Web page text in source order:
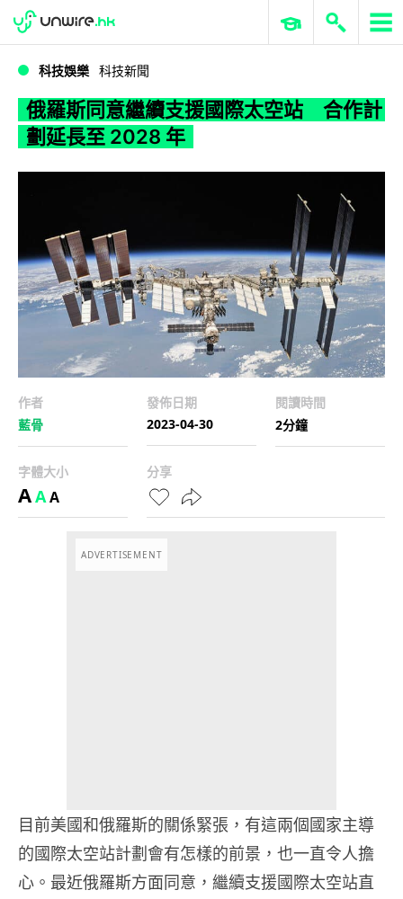
WWDC 2026 ERP 與商業 AI
科技娛樂 科技新聞
俄羅斯同意繼續支援國際太空站 合作計
劃延長至 2028 年
作者
藍骨
發佈日期
2023-04-30
閱讀時間
2分鐘
字體大小
AAA
分享
ADVERTISEMENT
目前美國和俄羅斯的關係緊張，有這兩個國家主導
的國際太空站計劃會有怎樣的前景，也一直令人擔
心。最近俄羅斯方面同意，繼續支援國際太空站直